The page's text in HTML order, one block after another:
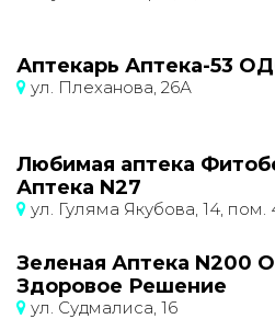
Аптекарь Аптека-53
ул. Плеханова, 26А
Любимая аптека
Аптека N27
ул. Гуляма Якубова, 14, пом.
Зеленая Аптека N200
Здоровое Решение
ул. Судмалиса, 16